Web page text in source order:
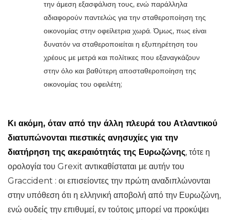
την άμεση εξασφάλιση τους, ενώ παράλληλα
αδιαφορούν παντελώς για την σταθεροποίηση της
οικονομίας στην οφείλετρια χωρά. Όμως, πως είναι
δυνατόν να σταθεροποιείται η εξυπηρέτηση του
χρέους με μετρά και πολίτικες που εξαναγκάζουν
στην όλο και βαθύτερη αποσταθεροποίηση της
οικονομίας του οφειλέτη;
Κι ακόμη, όταν από την άλλη πλευρά του Ατλαντικού
διατυπώνονται πιεστικές ανησυχίες για την
διατήρηση της ακεραιότητάς της Ευρωζώνης, τότε η
ορολογία του Grexit αντικαθίσταται με αυτήν του
Graccident : οι επισείοντες την πρώτη αναδιπλώνονται
στην υπόθεση ότι η ελληνική αποβολή από την Ευρωζώνη,
ενώ ουδείς την επιθυμεί, εν τούτοις μπορεί να προκύψει